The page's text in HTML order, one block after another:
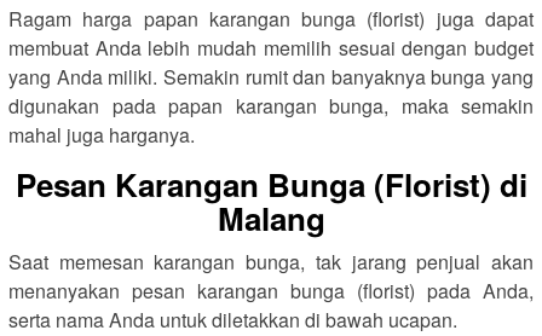
Ragam harga papan karangan bunga (florist) juga dapat
membuat Anda lebih mudah memilih sesuai dengan budget
yang Anda miliki. Semakin rumit dan banyaknya bunga yang
digunakan pada papan karangan bunga, maka semakin
mahal juga harganya.
Pesan Karangan Bunga (Florist) di
Malang
Saat memesan karangan bunga, tak jarang penjual akan
menanyakan pesan karangan bunga (florist) pada Anda,
serta nama Anda untuk diletakkan di bawah ucapan.